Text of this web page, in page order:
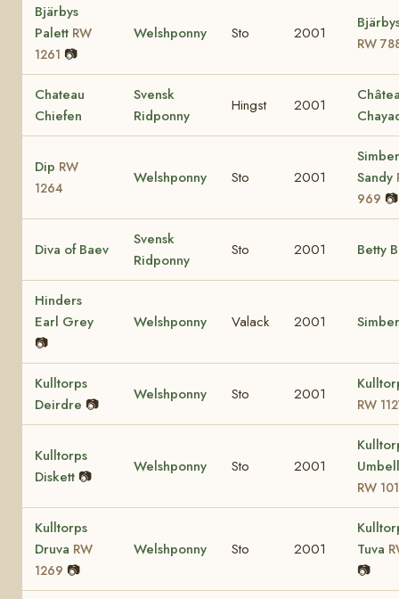
Bjärbys
Palett RW
1261 📷
Welshponny Sto 2001
RW
Chateau
Chiefen
Svensk
Ridponny
Hingst 2001
Dip RW
1264
Welshponny Sto 2001
Sandy
969 📷
Diva of Baev
Svensk
Ridponny
Sto 2001 Betty
Hinders
Earl Grey
📷
Welshponny Valack 2001
Kulltorps
Deirdre 📷
Welshponny Sto 2001
RW
Kulltorps
Diskett 📷
Welshponny Sto 2001
RW
Kulltorps
Druva RW
1269 📷
Welshponny Sto 2001
Tuva
📷